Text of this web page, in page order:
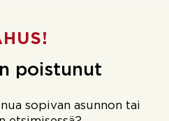
poistunut
sopivan asunnon tai